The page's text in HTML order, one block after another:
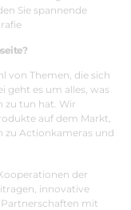
Sie spannende
von Themen, die sich
geht es um alles, was
zu tun hat. Wir
auf dem Markt,
zu Actionkameras und
der
innovative
mit